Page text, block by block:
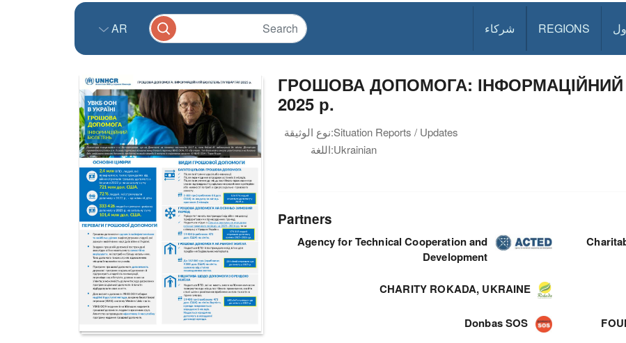
REGIONS شركاء AR
ГРОШОВА ДОПОМОГА:
2025 р.
نوع الوثيقة:Situation Reports / Updates
اللغة:Ukrainian
Partners
Agency for Technical Cooperation and
Development
CHARITY ROKADA, UKRAINE
Donbas SOS